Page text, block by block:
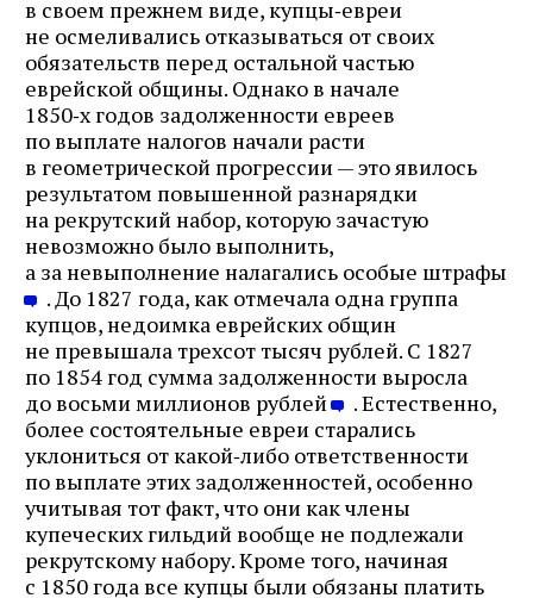
в своем прежнем виде, купцы‑евреи
не осмеливались отказываться от своих
обязательств перед остальной частью
еврейской общины. Однако в начале
1850‑х годов задолженности евреев
по выплате налогов начали расти
в геометрической прогрессии — это явилось
результатом повышенной разнарядки
на рекрутский набор, которую зачастую
невозможно было выполнить,
а за невыполнение налагались особые штрафы
. До 1827 года, как отмечала одна группа
купцов, недоимка еврейских общин
не превышала трехсот тысяч рублей. С 1827
по 1854 год сумма задолженности выросла
до восьми миллионов рублей
. Естественно,
более состоятельные евреи старались
уклониться от какой‑либо ответственности
по выплате этих задолженностей, особенно
учитывая тот факт, что они как члены
купеческих гильдий вообще не подлежали
рекрутскому набору. Кроме того, начиная
с 1850 года все купцы были обязаны платить